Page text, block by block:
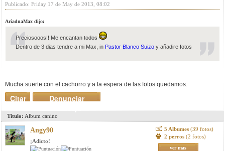
Publicado: Friday 17 de May de 2013, 08:02
AriadnaMax dijo:
Preciosooos!! Me encantan todos
Dentro de 3 dias tendre a mi Max, in Pastor Blanco Suizo y añadire fotos
Mucha suerte con el cachorro y a la espera de las fotos quedamos.
Denunciar
mensaje
Citar
Titulo: Album canino
Angy90
¡Adicto!
5 Albumes (39 fotos)
2 perros (2 fotos)
ver mas